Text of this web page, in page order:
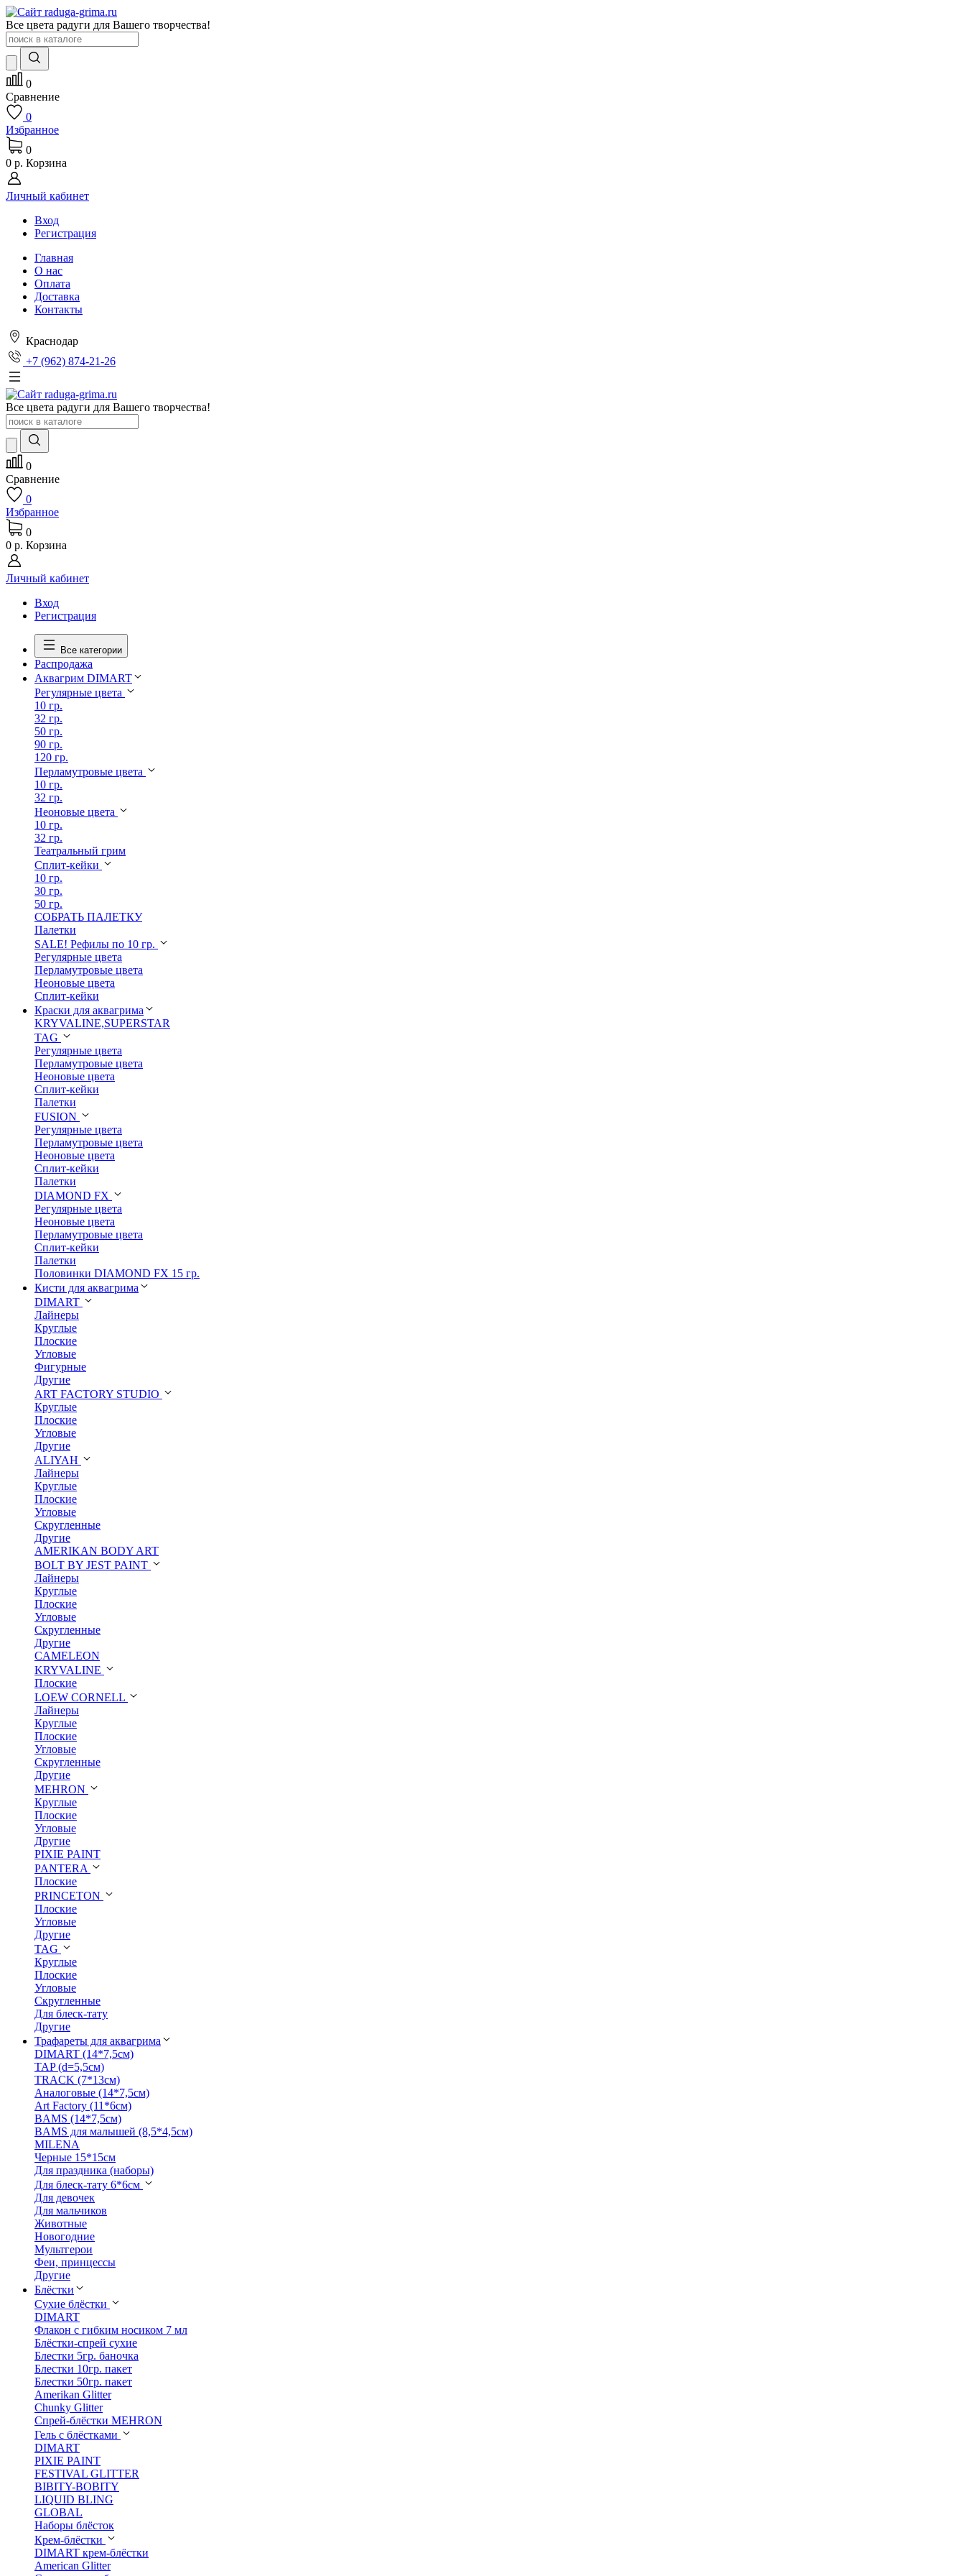
Все цвета радуги для Вашего творчества!
0
Сравнение
0
Избранное
0
0 р. Корзина
Личный кабинет
Вход
Регистрация
Главная
О нас
Оплата
Доставка
Контакты
Краснодар
+7 (962) 874-21-26
Все цвета радуги для Вашего творчества!
0
Сравнение
0
Избранное
0
0 р. Корзина
Личный кабинет
Вход
Регистрация
Все категории
Распродажа
Аквагрим DIMART
Регулярные цвета
10 гр.
32 гр.
50 гр.
90 гр.
120 гр.
Перламутровые цвета
10 гр.
32 гр.
Неоновые цвета
10 гр.
32 гр.
Театральный грим
Сплит-кейки
10 гр.
30 гр.
50 гр.
СОБРАТЬ ПАЛЕТКУ
Палетки
SALE! Рефилы по 10 гр.
Регулярные цвета
Перламутровые цвета
Неоновые цвета
Сплит-кейки
Краски для аквагрима
KRYVALINE,SUPERSTAR
TAG
Регулярные цвета
Перламутровые цвета
Неоновые цвета
Сплит-кейки
Палетки
FUSION
Регулярные цвета
Перламутровые цвета
Неоновые цвета
Сплит-кейки
Палетки
DIAMOND FX
Регулярные цвета
Неоновые цвета
Перламутровые цвета
Сплит-кейки
Палетки
Половинки DIAMOND FX 15 гр.
Кисти для аквагрима
DIMART
Лайнеры
Круглые
Плоские
Угловые
Фигурные
Другие
ART FACTORY STUDIO
Круглые
Плоские
Угловые
Другие
ALIYAH
Лайнеры
Круглые
Плоские
Угловые
Скругленные
Другие
AMERIKAN BODY ART
BOLT BY JEST PAINT
Лайнеры
Круглые
Плоские
Угловые
Скругленные
Другие
CAMELEON
KRYVALINE
Плоские
LOEW CORNELL
Лайнеры
Круглые
Плоские
Угловые
Скругленные
Другие
MEHRON
Круглые
Плоские
Угловые
Другие
PIXIE PAINT
PANTERA
Плоские
PRINCETON
Плоские
Угловые
Другие
TAG
Круглые
Плоские
Угловые
Скругленные
Для блеск-тату
Другие
Трафареты для аквагрима
DIMART (14*7,5см)
TAP (d=5,5см)
TRACK (7*13см)
Аналоговые (14*7,5см)
Art Factory (11*6см)
BAMS (14*7,5см)
BAMS для малышей (8,5*4,5см)
MILENA
Черные 15*15см
Для праздника (наборы)
Для блеск-тату 6*6см
Для девочек
Для мальчиков
Животные
Новогодние
Мультгерои
Феи, принцессы
Другие
Блёстки
Сухие блёстки
DIMART
Флакон с гибким носиком 7 мл
Блёстки-спрей сухие
Блестки 5гр. баночка
Блестки 10гр. пакет
Блестки 50гр. пакет
Amerikan Glitter
Chunky Glitter
Спрей-блёстки MEHRON
Гель с блёстками
DIMART
PIXIE PAINT
FESTIVAL GLITTER
BIBITY-BOBITY
LIQUID BLING
GLOBAL
Наборы блёсток
Крем-блёстки
DIMART крем-блёстки
American Glitter